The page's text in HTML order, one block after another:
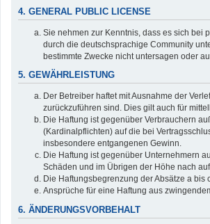
4. GENERAL PUBLIC LICENSE
Sie nehmen zur Kenntnis, dass es sich bei
durch die deutschsprachige Community
bestimmte Zwecke nicht untersagen oder
5. GEWÄHRLEISTUNG
Der Betreiber haftet mit Ausnahme der
zurückzuführen sind. Dies gilt auch für
Die Haftung ist gegenüber Verbrauchern
(Kardinalpflichten) auf die bei
insbesondere entgangenen Gewinn.
Die Haftung ist gegenüber Unternehmern
Schäden und im Übrigen der Höhe nach
Die Haftungsbegrenzung der Absätze a
Ansprüche für eine Haftung aus
6. ÄNDERUNGSVORBEHALT